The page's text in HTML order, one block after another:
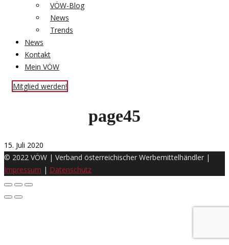
VÖW-Blog
News
Trends
News
Kontakt
Mein VÖW
Mitglied werden!
page45
15. Juli 2020
© 2022 VÖW | Verband österreichischer Werbemittelhändler |
Impressum | Datenschutz